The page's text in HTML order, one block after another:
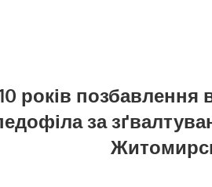
років позбавлення
за